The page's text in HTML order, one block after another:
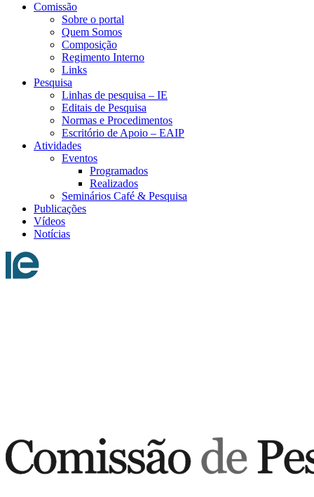
Comissão
Sobre o portal
Quem Somos
Composição
Regimento Interno
Links
Pesquisa
Linhas de pesquisa – IE
Editais de Pesquisa
Normas e Procedimentos
Escritório de Apoio – EAIP
Atividades
Eventos
Programados
Realizados
Seminários Café & Pesquisa
Publicações
Vídeos
Notícias